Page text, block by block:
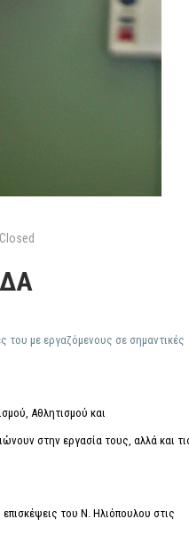
του με εργαζόμενους σε σημαντικές
Αθλητισμού και
στην εργασία τους, αλλά και
του Ν. Ηλιόπουλου στις